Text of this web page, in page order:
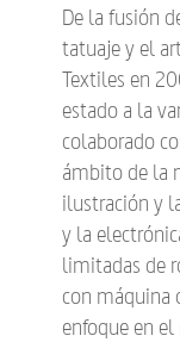
De la fusión
tatuaje y el
Textiles en
estado a la
colaborado
ámbito de la
ilustración y
y la
limitadas de
con máquina
enfoque en